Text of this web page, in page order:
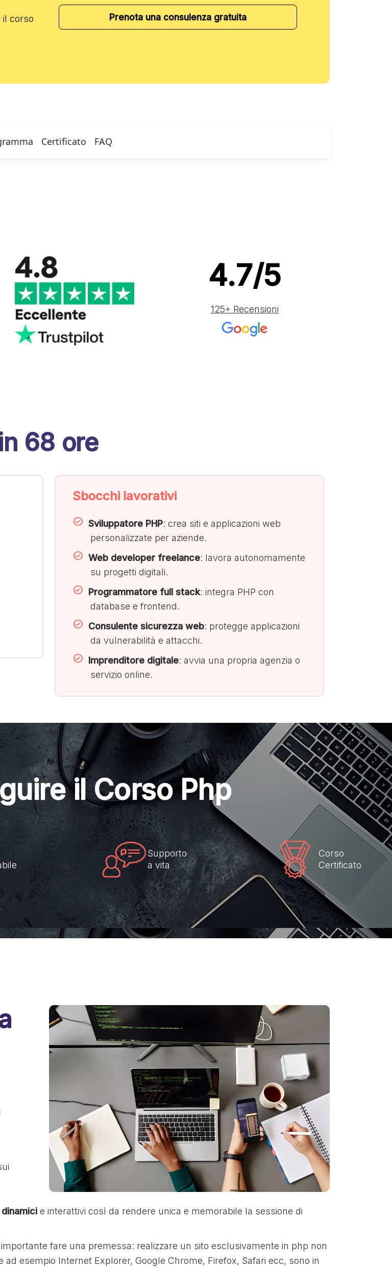
il corso
Prenota una consulenza gratuita
Certificato FAQ
4.7/5
125+ Recensioni
68 ore
Sbocchi lavorativi
Sviluppatore PHP: crea siti e applicazioni web
personalizzate per aziende.
Web developer freelance: lavora autonomamente
su progetti digitali.
Programmatore full stack: integra PHP con
database e frontend.
Consulente sicurezza web: protegge applicazioni
da vulnerabilità e attacchi.
Imprenditore digitale: avvia una propria agenzia o
servizio online.
il Corso Php
Supporto
a vita
Corso
Certificato
e interattivi così da rendere unica e memorabile la sessione di
fare una premessa: realizzare un sito esclusivamente in php non
esempio Internet Explorer, Google Chrome, Firefox, Safari ecc, sono in